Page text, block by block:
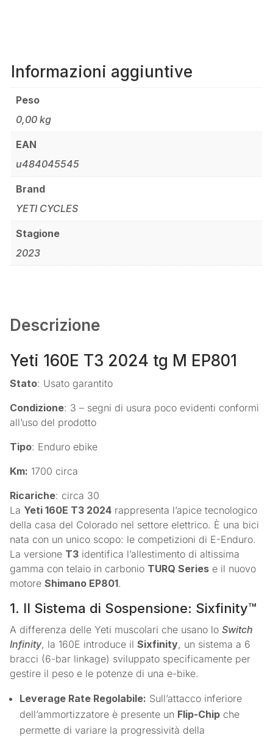
Informazioni aggiuntive
Peso
0,00 kg
EAN
u484045545
Brand
YETI CYCLES
Stagione
2023
Descrizione
Yeti 160E T3 2024 tg M EP801
Stato: Usato garantito
Condizione: 3 – segni di usura poco evidenti conformi
all’uso del prodotto
Tipo: Enduro ebike
Km: 1700 circa
Ricariche: circa 30
La Yeti 160E T3 2024 rappresenta l’apice tecnologico
della casa del Colorado nel settore elettrico. È una bici
nata con un unico scopo: le competizioni di E-Enduro.
La versione T3 identifica l’allestimento di altissima
gamma con telaio in carbonio TURQ Series e il nuovo
motoreShimano EP801.
1. Il Sistema di Sospensione: Sixfinity™
A differenza delle Yeti muscolari che usano loSwitch
Infinity, la 160E introduce ilSixfinity, un sistema a 6
bracci (6-bar linkage) sviluppato specificamente per
gestire il peso e le potenze di una e-bike.
Leverage Rate Regolabile: Sull’attacco inferiore
dell’ammortizzatore è presente un Flip-Chip che
permette di variare la progressività della